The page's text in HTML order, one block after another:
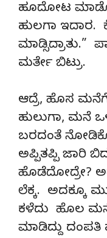
ಹೂದೋಟ
ಹುಲಗಾ ಇದಾರ.
ಮಾಡ್ಸಿದ್ರಾತು.”
ಮರ್ತೇ ಬಿಟ್ರು.
ಆದ್ರೆ, ಹೊಸ
ಹುಲುಗಾ, ಮನೆ
ಬರದಂತೆ
ಅಪ್ಪಿತಪ್ಪಿ ಜಾರಿ
ಹೊಡೆದೋದ್ರೇ?
ಲೆಕ್ಕ. ಅದಕ್ಕೂ
ಕಳೆದು ಹೊಲ ಮನೆ
ಮಾಡಿದ್ದು ದಂಪತಿ